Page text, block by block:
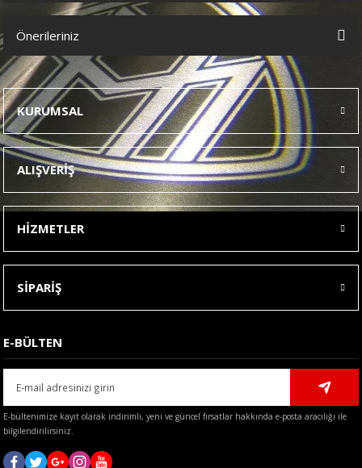
Önerileriniz
Bu ürünün fiyat bilgisi, resim, ürün açıklamalarında ve diğer
konularda yetersiz gördüğünüz noktaları öneri formunu kullanarak
tarafımıza iletebilirsiniz.
Görüş ve önerileriniz için teşekkür ederiz.
Ürün resmi kalitesiz, bozuk veya görüntülenemiyor.
Ürün açıklamasında eksik bilgiler bulunuyor.
Ürün bilgilerinde hatalar bulunuyor.
Ürün fiyatı diğer sitelerden daha pahalı.
Bu ürüne benzer farklı alternatifler olmalı.
Gönder
KURUMSAL
ALIŞVERİŞ
HİZMETLER
SİPARİŞ
E-BÜLTEN
E-bültenimize kayıt olarak indirimli, yeni ve güncel fırsatlar hakkında e-posta aracılığı ile
bilgilendirilirsiniz.